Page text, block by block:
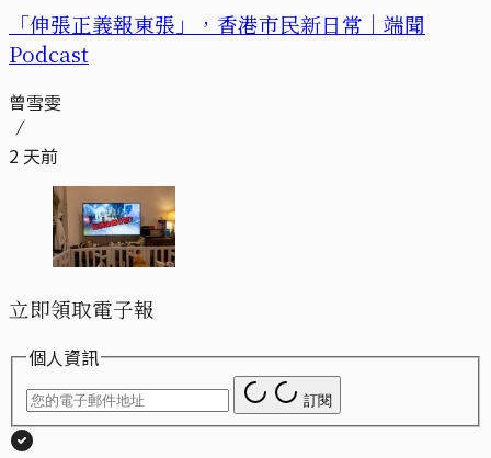
「伸張正義報東張」，香港市民新日常｜端聞
Podcast
曾雪雯
2 天前
立即領取電子報
個人資訊
訂閱